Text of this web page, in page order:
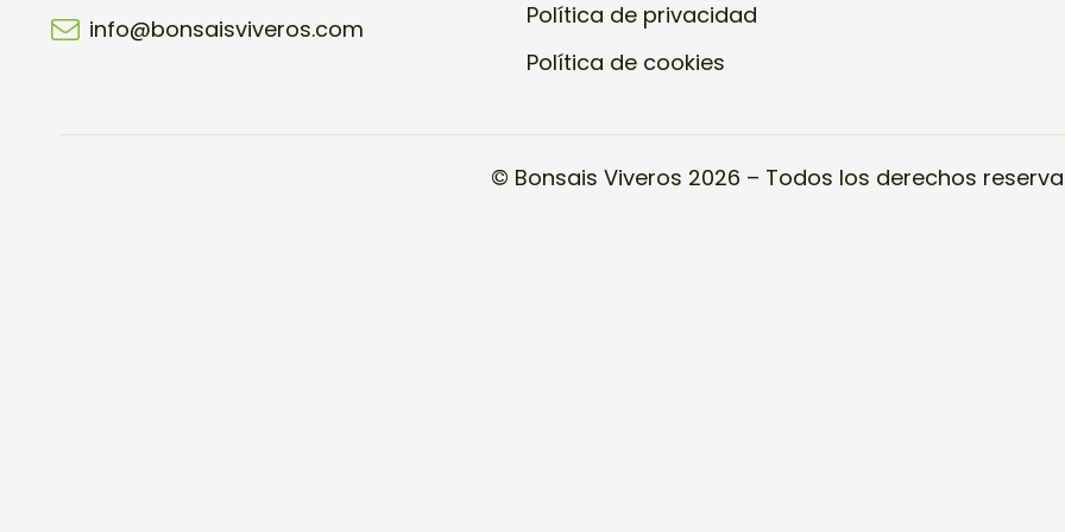
info@bonsaisviveros.com
Política de privacidad
Política de cookies
© Bonsais Viveros 2026 – Todos los derechos